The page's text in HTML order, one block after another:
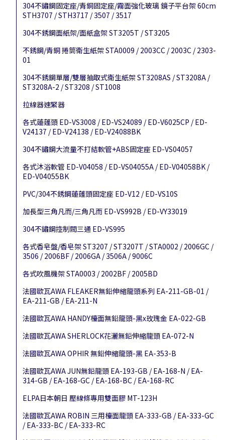
304不鏽鋼固定座/青銅固定座/霧面強化玻璃 鏡子平台架 60cm
STH3707 / STH3717 / 3507 / 3517
304不銹鋼面紙架/面紙盒架 ST3205T / ST3205
不銹鋼/青銅 捲筒衛生紙架 STA0009 / 2003CC / 2003C / 2303-
01
304不銹鋼單層/雙層抽取式衛生紙架 ST3208AS / ST3208A /
ST3208A-2 / ST3208 / ST1008
拉線器速緊器
各式蓮蓬頭 ED-VS3008 / ED-VS24089 / ED-V6025CP / ED-
V24137 / ED-V24138 / ED-V24088BK
304不鏽鋼大流量不打結軟管+ABS固定座 ED-VS04057
各式沐浴軟管 ED-V04058 / ED-VS04055A / ED-V04058BK /
ED-V04055BK
PVC/304不銹鋼蓮蓬頭固定座 ED-V12 / ED-VS10S
加長型三角凡而/三角凡而 ED-VS992B / ED-VY33019
304不鏽鋼控制閥三通 ED-VS995
各式香皂盤/香皂架 ST3207 / ST3207T / STA0002 / 2006GC /
3506 / 2006BF / 2006GA / 3506A / 9006C
各式吹風機架 STA0003 / 2002BF / 2005BD
法國歐瓦AWA FLEAKER無鉛伸縮龍頭系列 EA-211-GB-01 /
EA-211-GB / EA-211-N
法國歐瓦AWA HANDY檯面無鉛龍頭-黑x玫瑰金 EA-022-GB
法國歐瓦AWA SHERLOCK花灑無鉛伸縮龍頭 EA-072-N
法國歐瓦AWA OPHIR 無鉛伸縮龍頭-黑 EA-353-B
法國歐瓦AWA JUN無鉛龍頭 EA-193-GB / EA-168-N / EA-
314-GB / EA-168-GC / EA-168-BC / EA-168-RC
ELPA日本朝日 壓線條專用雙面膠 MT-123H
法國歐瓦AWA ROBIN 三用檯面龍頭 EA-333-GB / EA-333-GC
/ EA-333-BC / EA-333-RC